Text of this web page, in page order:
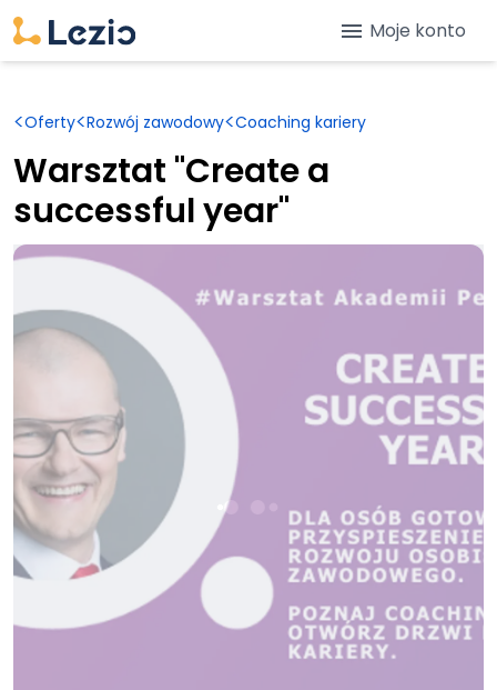
menu Moje konto
<Oferty<Rozwój zawodowy<Coaching kariery
Warsztat "Create a
successful year"